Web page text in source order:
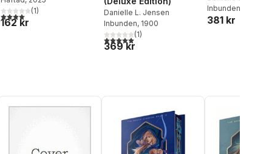
4,0utav 5 stjärnor. Totalt antal röster:
(1)
162 kr
Danielle L. Jensen
Inbunden, 1900
5,0utav 5 stjärnor. Totalt antal röster:
(1)
369 kr
Inbunden
381 kr